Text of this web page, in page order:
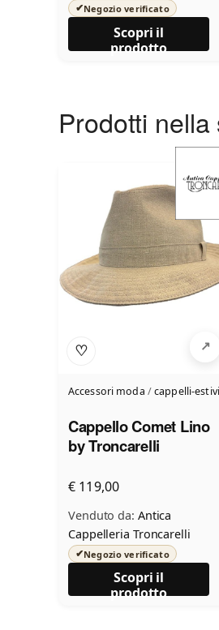
✔Negozio verificato
Scopri il
prodotto
Prodotti
♡
Accessori moda /cappelli-estivi
Cappello Comet Lino
by Troncarelli
€ 119,00
Venduto da: Antica
Cappelleria Troncarelli
✔Negozio verificato
Scopri il
prodotto